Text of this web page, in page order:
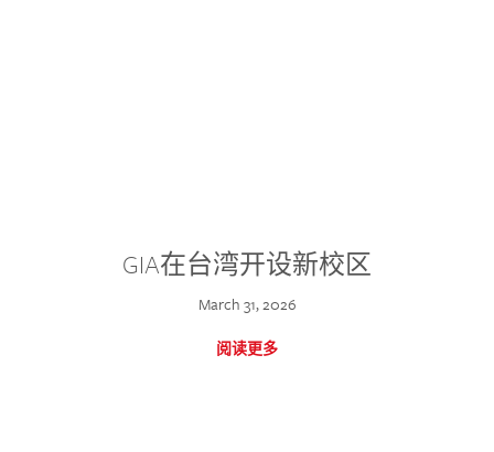
GIA在台湾开设新校区
March 31, 2026
阅读更多